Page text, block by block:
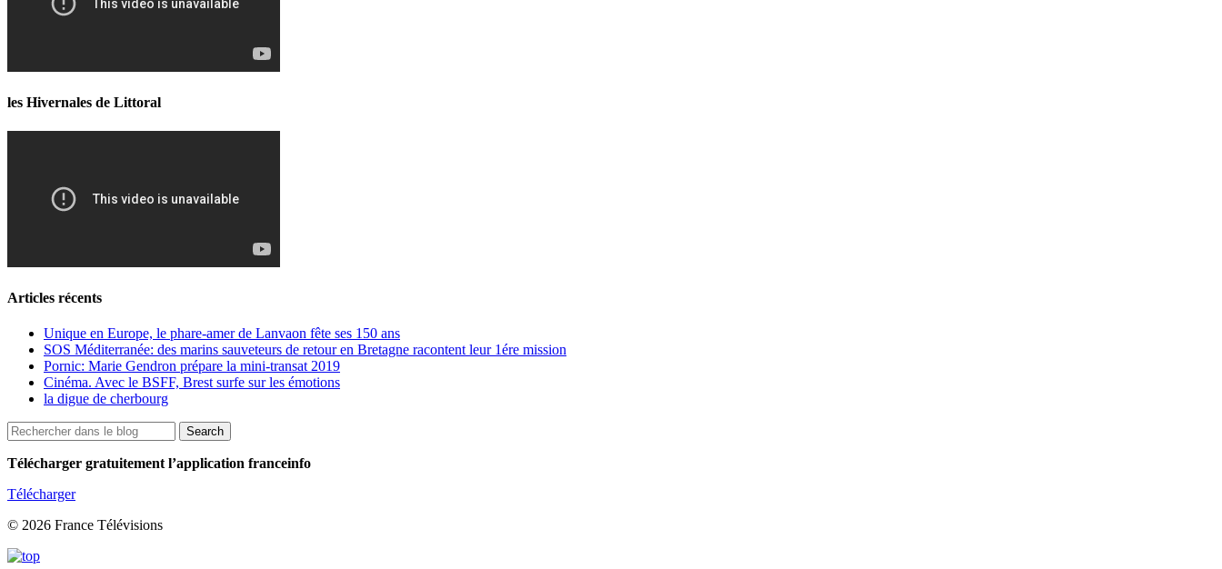
les Hivernales de Littoral
Articles récents
Unique en Europe, le phare-amer de Lanvaon fête ses 150 ans
SOS Méditerranée: des marins sauveteurs de retour en Bretagne racontent leur 1ére mission
Pornic: Marie Gendron prépare la mini-transat 2019
Cinéma. Avec le BSFF, Brest surfe sur les émotions
la digue de cherbourg
Télécharger gratuitement l’application franceinfo
Télécharger
© 2026 France Télévisions